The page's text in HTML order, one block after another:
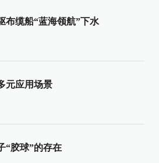
布缆船“蓝海领航”下水
元应用场景
“胶球”的存在